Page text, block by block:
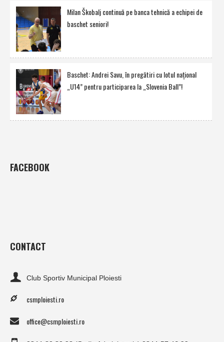
Milan Škobalj continuă pe banca tehnică a echipei de
baschet seniori!
Baschet: Andrei Savu, în pregătiri cu lotul naţional
„U14” pentru participarea la „Slovenia Ball”!
FACEBOOK
CONTACT
Club Sportiv Municipal Ploiesti
csmploiesti.ro
office@csmploiesti.ro